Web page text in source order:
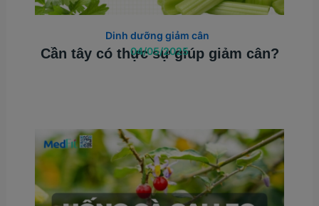
Cần tây có thực sự giúp giảm cân?
Dinh dưỡng giảm cân
04/05/2025